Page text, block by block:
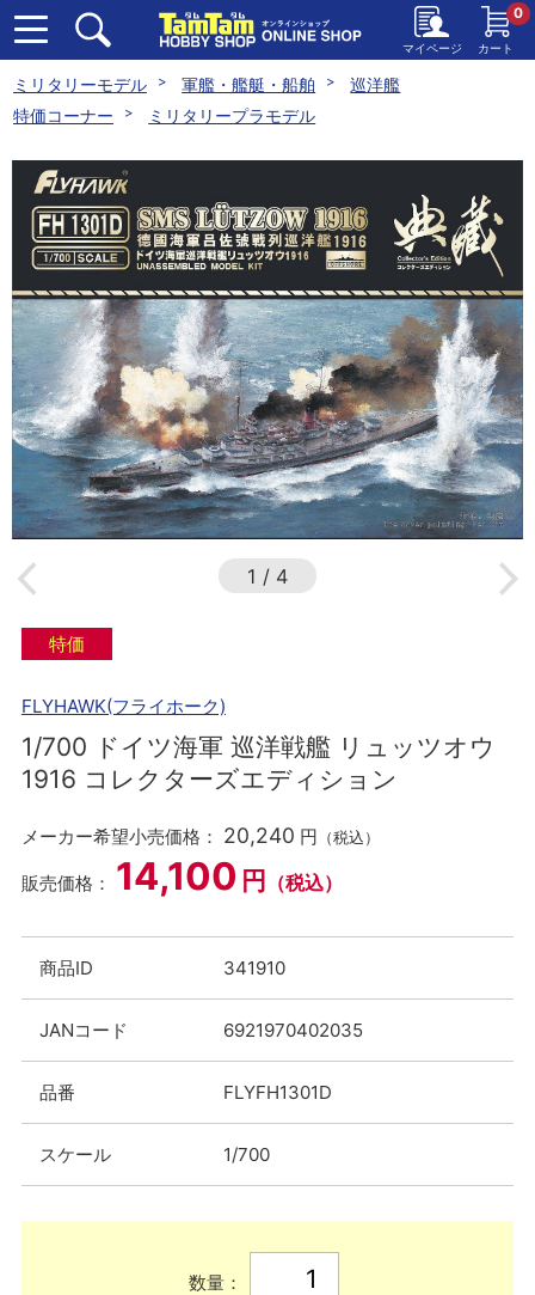
マイページ カート
0
ミリタリーモデル 軍艦・艦艇・船舶
巡洋艦
特価コーナー
ミリタリープラモデル
1 / 4
特価
FLYHAWK(フライホーク)
1/700 ドイツ海軍 巡洋戦艦 リュッツオウ
1916 コレクターズエディション
メーカー希望小売価格： 20,240 円 （税込）
販売価格： 14,100 円 （税込）
商品ID 341910
JANコード 6921970402035
品番 FLYFH1301D
スケール 1/700
数量：